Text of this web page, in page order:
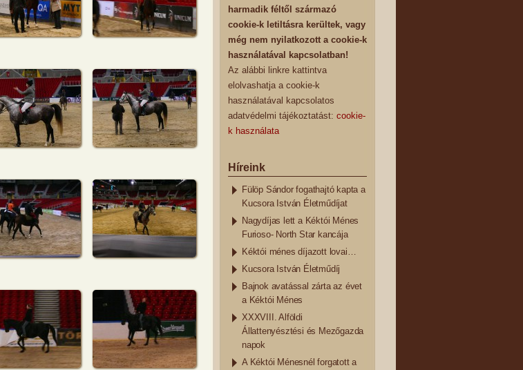
harmadik féltől származó
cookie-k letiltásra kerültek, vagy
még nem nyilatkozott a cookie-k
használatával kapcsolatban!
Az alábbi linkre kattintva
elolvashatja a cookie-k
használatával kapcsolatos
adatvédelmi tájékoztatást: cookie-
k használata
Híreink
Fülöp Sándor fogathajtó kapta a
Kucsora István Életműdíjat
Nagydíjas lett a Kéktói Ménes
Furioso- North Star kancája
Kéktói ménes díjazott lovai…
Kucsora István Életműdíj
Bajnok avatással zárta az évet
a Kéktói Ménes
XXXVIII. Alföldi
Állattenyésztési és Mezőgazda
napok
A Kéktói Ménesnél forgatott a